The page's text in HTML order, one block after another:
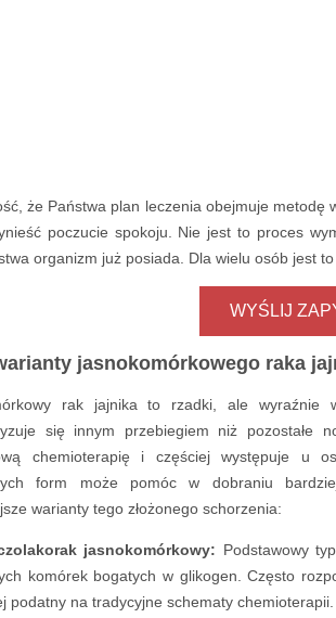
że Państwa plan leczenia obejmuje metodę
poczucie spokoju. Nie jest to proces
organizm już posiada. Dla wielu osób jest
WYŚLIJ
jasnokomórkowego raka
rak jajnika to rzadki, ale wyraźnie
się innym przebiegiem niż pozostałe
chemioterapię i częściej występuje u
form może pomóc w dobraniu
warianty tego złożonego schorzenia:
jasnokomórkowy: Podstawowy
komórek bogatych w glikogen. Często
podatny na tradycyjne schematy chemioterapii.